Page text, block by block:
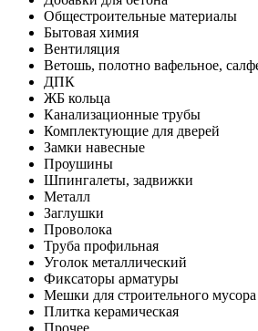
Общестроительные материалы
Бытовая химия
Вентиляция
Ветошь, полотно вафельное,
ДПК
ЖБ кольца
Канализационные трубы
Комплектующие для дверей
Замки навесные
Проушины
Шпингалеты, задвижки
Металл
Заглушки
Проволока
Труба профильная
Уголок металлический
Фиксаторы арматуры
Мешки для строительного мусора
Плитка керамическая
Прочее